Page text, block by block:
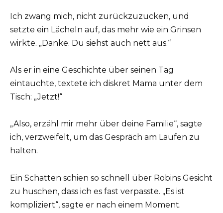
Ich zwang mich, nicht zurückzuzucken, und
setzte ein Lächeln auf, das mehr wie ein Grinsen
wirkte. „Danke. Du siehst auch nett aus.“
Als er in eine Geschichte über seinen Tag
eintauchte, textete ich diskret Mama unter dem
Tisch: „Jetzt!“
„Also, erzähl mir mehr über deine Familie“, sagte
ich, verzweifelt, um das Gespräch am Laufen zu
halten.
Ein Schatten schien so schnell über Robins Gesicht
zu huschen, dass ich es fast verpasste. „Es ist
kompliziert“, sagte er nach einem Moment.